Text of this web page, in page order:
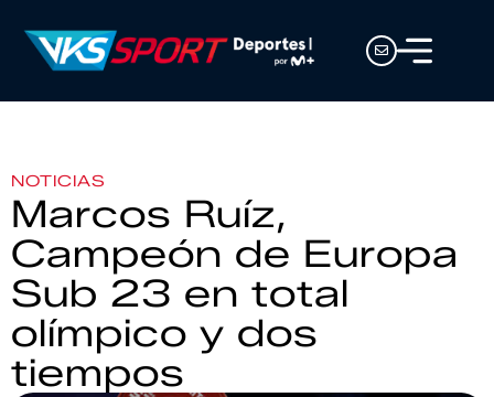
NOTICIAS
Marcos Ruíz,
Campeón de Europa
Sub 23 en total
olímpico y dos
tiempos